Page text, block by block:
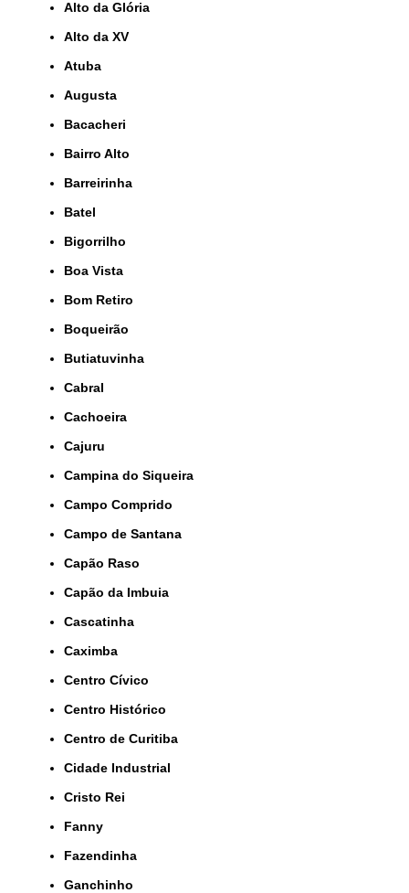
Alto da Glória
Alto da XV
Atuba
Augusta
Bacacheri
Bairro Alto
Barreirinha
Batel
Bigorrilho
Boa Vista
Bom Retiro
Boqueirão
Butiatuvinha
Cabral
Cachoeira
Cajuru
Campina do Siqueira
Campo Comprido
Campo de Santana
Capão Raso
Capão da Imbuia
Cascatinha
Caximba
Centro Cívico
Centro Histórico
Centro de Curitiba
Cidade Industrial
Cristo Rei
Fanny
Fazendinha
Ganchinho